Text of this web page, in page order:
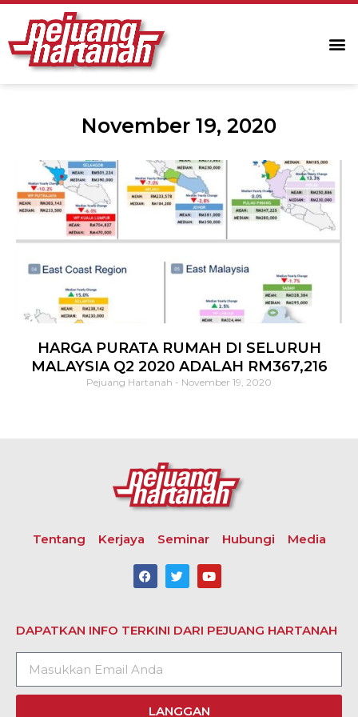
November 19, 2020
HARGA PURATA RUMAH DI SELURUH
MALAYSIA Q2 2020 ADALAH RM367,216
Pejuang Hartanah November 19, 2020
Tentang Kerjaya Seminar Hubungi Media
DAPATKAN INFO TERKINI DARI PEJUANG HARTANAH
LANGGAN